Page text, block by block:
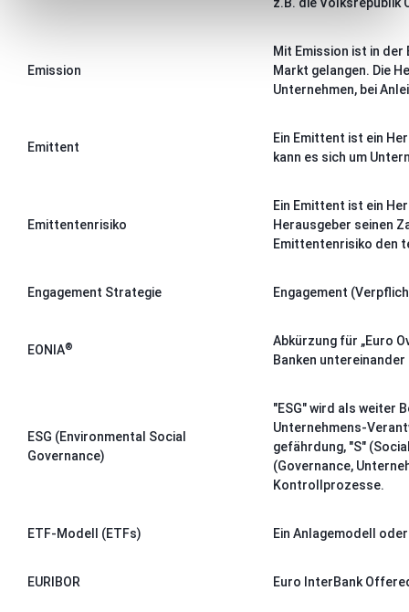
Emission
Mit Emission ist in der
Markt gelangen. Die
Unternehmen, bei
Emittent
Ein Emittent ist ein
kann es sich um
Emittentenrisiko
Ein Emittent ist ein
Herausgeber seinen
Emittentenrisiko den
Engagement Strategie Engagement
EONIA®
Abkürzung für „Euro
Banken
ESG (Environmental Social
Governance)
"ESG" wird als weiter
Unternehmens-
gefährdung, "S"
(Governance,
Kontrollprozesse.
ETF-Modell (ETFs) Ein Anlagemodell
EURIBOR Euro InterBank